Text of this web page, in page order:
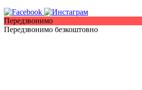
Передзвонимо
Передзвонимо безкоштовно